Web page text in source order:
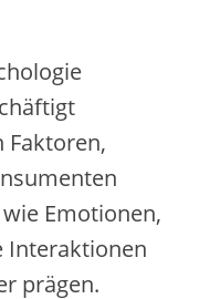
Faktoren,
Emotionen,
Interaktionen
prägen.